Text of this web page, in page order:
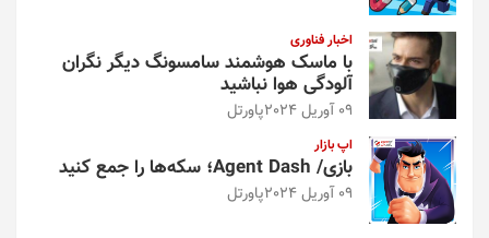
اخبار فناوری
با ماسک هوشمند سامسونگ دیگر نگران
آلودگی هوا نباشید
09 آوریل 2024 پاورتل
اپ بازار
بازی/ Agent Dash؛ سکه‌ها را جمع کنید
09 آوریل 2024 پاورتل